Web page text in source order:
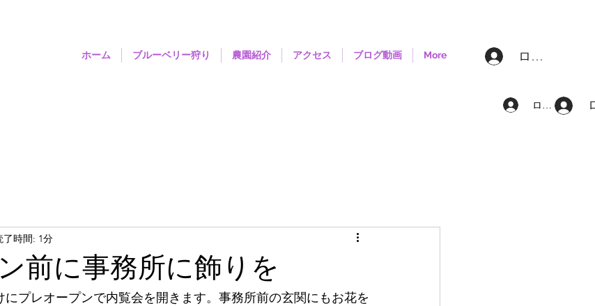
ホーム ブルーベリー狩り 農園紹介 アクセス ブログ動画 More ログイン
前に事務所に飾りを
了時間: 1分
プレオープンで内覧会を開きます。事務所前の玄関にもお花を
ログイン